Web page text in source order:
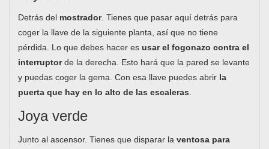
Detrás del mostrador. Tienes que pasar aquí detrás para
coger la llave de la siguiente planta, así que no tiene
pérdida. Lo que debes hacer es usar el fogonazo contra el
interruptorde la derecha. Esto hará que la pared se levante
y puedas coger la gema. Con esa llave puedes abrir la
puerta que hay en lo alto de las escaleras.
Joya verde
Junto al ascensor. Tienes que disparar la ventosa para